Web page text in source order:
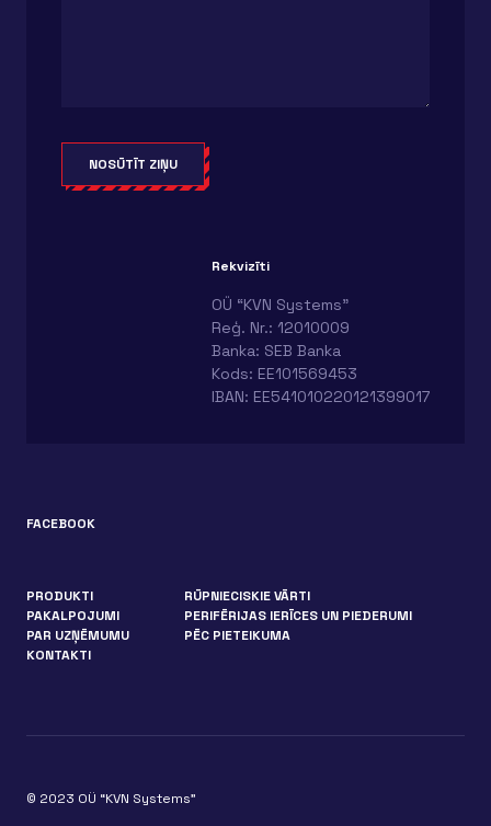
Rekvizīti
OÜ “KVN Systems”
Reģ. Nr.: 12010009
Banka: SEB Banka
Kods: EE101569453
IBAN: EE541010220121399017
FACEBOOK
PRODUKTI
PAKALPOJUMI
PAR UZŅĒMUMU
KONTAKTI
RŪPNIECISKIE VĀRTI
PERIFĒRIJAS IERĪCES UN PIEDERUMI
PĒC PIETEIKUMA
© 2023 OÜ “KVN Systems”